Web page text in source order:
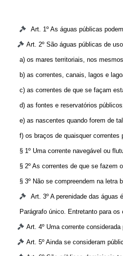
Art. 1º As águas públicas
Art. 2º São águas públicas de
a) os mares territoriais, nos
b) as correntes, canais, lagos e
c) as correntes de que se façam
d) as fontes e reservatórios
e) as nascentes quando forem de
f) os braços de quaisquer
§ 1º Uma corrente navegável ou
§ 2º As correntes de que se fazem
§ 3º Não se compreendem na
Art. 3º A perenidade das
Parágrafo único. Entretanto para
Art. 4º Uma corrente
Art. 5º Ainda se consideram